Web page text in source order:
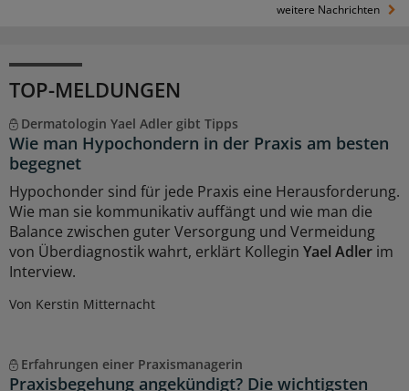
weitere Nachrichten
TOP-MELDUNGEN
Dermatologin Yael Adler gibt Tipps
Wie man Hypochondern in der Praxis am besten
begegnet
Hypochonder sind für jede Praxis eine Herausforderung.
Wie man sie kommunikativ auffängt und wie man die
Balance zwischen guter Versorgung und Vermeidung
von Überdiagnostik wahrt, erklärt Kollegin Yael Adler im
Interview.
Von Kerstin Mitternacht
Erfahrungen einer Praxismanagerin
Praxisbegehung angekündigt? Die wichtigsten